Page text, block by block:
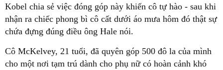
Kobel chia sẻ việc đóng góp này khiến cô tự hào - sau khi
nhận ra chiếc phong bì cô cất dưới áo mưa hôm đó thật sự
chứa đựng đúng điều ông Hale nói.
Cô McKelvey, 21 tuổi, đã quyên góp 500 đô la của mình
cho một nơi tạm trú dành cho phụ nữ có hoàn cảnh khó